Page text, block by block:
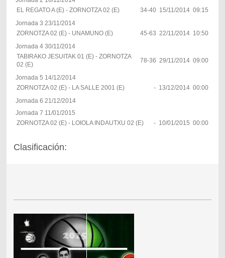
EL REGATO A (E) - ZORNOTZA 02 (E)
34-40 15/11/2014 09:15
Jornada 3 23/11/2014
ZORNOTZA 02 (E) - UNAMUNO (E)
45-63 22/11/2014 10:50
Jornada 4 30/11/2014
TABIRAKO JESUITAK 01 (E) - ZORNOTZA
02 (E)
78-36 29/11/2014 09:00
Jornada 5 14/12/2014
ZORNOTZA 02 (E) - LA SALLE 2001 (E)
- 13/12/2014 00:00
Jornada 6 21/12/2014
Jornada 7 11/01/2015
ZORNOTZA 02 (E) - LOIOLA INDAUTXU 02 (E)
- 10/01/2015 00:00
Clasificación: